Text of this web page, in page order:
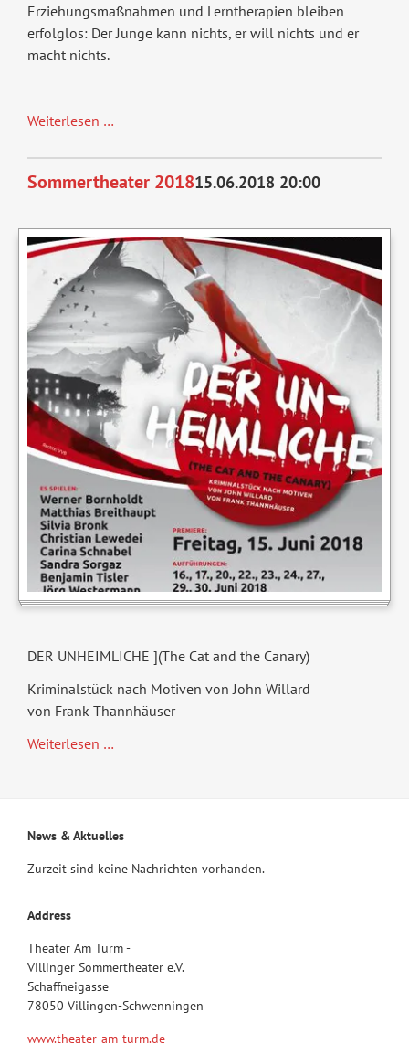
Erziehungsmaßnahmen und Lerntherapien bleiben
erfolglos: Der Junge kann nichts, er will nichts und er
macht nichts.
Weiterlesen …
Sommertheater 201815.06.2018 20:00
DER UNHEIMLICHE ](The Cat and the Canary)
Kriminalstück nach Motiven von John Willard
von Frank Thannhäuser
Weiterlesen …
News & Aktuelles
Zurzeit sind keine Nachrichten vorhanden.
Address
Theater Am Turm -
Villinger Sommertheater e.V.
Schaffneigasse
78050 Villingen-Schwenningen
www.theater-am-turm.de